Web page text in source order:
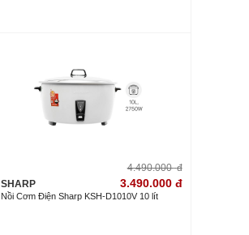
4.490.000 đ
SHARP
3.490.000 đ
Nồi Cơm Điện Sharp KSH-D1010V 10 lít